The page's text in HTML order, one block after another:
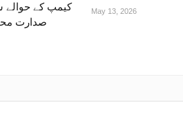
کیمپ کے حوالے
صدارت
May 13, 2026